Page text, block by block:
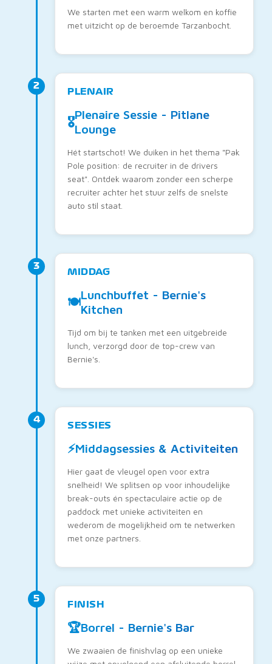
We starten met een warm welkom en koffie
met uitzicht op de beroemde Tarzanbocht.
2
PLENAIR
🎖️
Plenaire Sessie - Pitlane
Lounge
Hét startschot! We duiken in het thema "Pak
Pole position: de recruiter in de drivers
seat". Ontdek waarom zonder een scherpe
recruiter achter het stuur zelfs de snelste
auto stil staat.
3
MIDDAG
🍽️
Lunchbuffet - Bernie's
Kitchen
Tijd om bij te tanken met een uitgebreide
lunch, verzorgd door de top-crew van
Bernie's.
4
SESSIES
⚡Middagsessies & Activiteiten
Hier gaat de vleugel open voor extra
snelheid! We splitsen op voor inhoudelijke
break-outs én spectaculaire actie op de
paddock met unieke activiteiten en
wederom de mogelijkheid om te netwerken
met onze partners.
5
FINISH
🏆Borrel - Bernie's Bar
We zwaaien de finishvlag op een unieke